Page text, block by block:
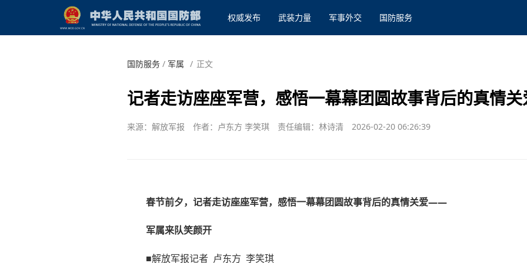
权威发布 武装力量 军事外交 国防服务
国防服务/ 军属 / 正文
记者走访座座军营，感悟一幕幕团圆故事背后的真情关
来源：解放军报 作者：卢东方 李笑琪 责任编辑：林诗清 2026-02-20 06:26:39
春节前夕，记者走访座座军营，感悟一幕幕团圆故事背后的真情关爱——
军属来队笑颜开
■解放军报记者 卢东方 李笑琪